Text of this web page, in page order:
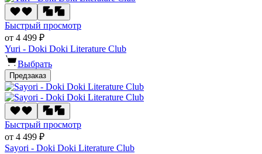
Быстрый просмотр
от 4 499 ₽
Yuri - Doki Doki Literature Club
Выбрать
Предзаказ
Быстрый просмотр
от 4 499 ₽
Sayori - Doki Doki Literature Club